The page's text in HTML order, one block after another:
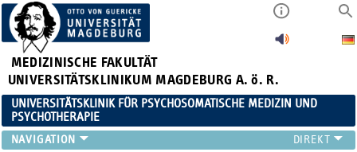
MEDIZINISCHE FAKULTÄT
UNIVERSITÄTSKLINIKUM MAGDEBURG A. ö. R.
UNIVERSITÄTSKLINIK FÜR PSYCHOSOMATISCHE MEDIZIN UND
PSYCHOTHERAPIE